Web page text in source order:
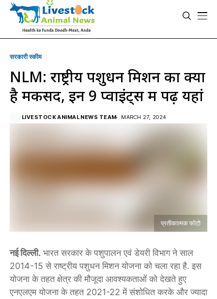
सरकारी स्की‍म
NLM: राष्ट्रीय पशुधन मिशन का क्या
है मकसद, इन 9 प्वाइंट्स में पढ़ें यहां
LIVESTOCK ANIMAL NEWS TEAM MARCH 27, 2024
प्रतीकात्मक फोटो
नई दिल्ली. भारत सरकार के पशुपालन एवं डेयरी विभाग ने साल
2014-15 से राष्ट्रीय पशुधन मिशन योजना को चला रहा है. इस
योजना के तहत क्षेत्र की मौजूदा आवश्यकताओं को देखते हुए
एनएलएम योजना के तहत 2021-22 में संशोधित करके और ज्यादा